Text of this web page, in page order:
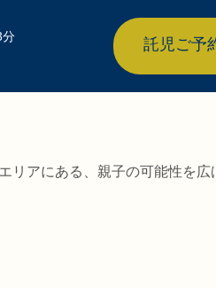
分
託児ご予
リアにある、親子の可能性を